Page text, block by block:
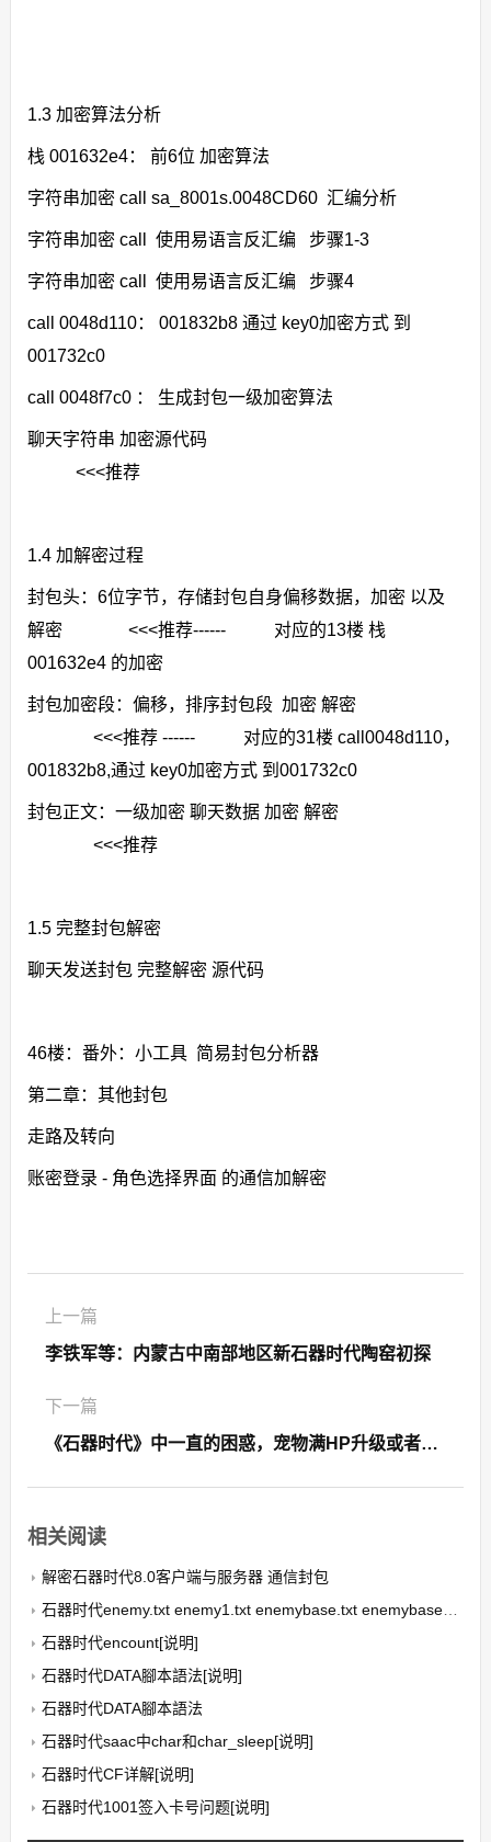
1.3 加密算法分析
栈 001632e4： 前6位 加密算法
字符串加密 call sa_8001s.0048CD60 汇编分析
字符串加密 call 使用易语言反汇编 步骤1-3
字符串加密 call 使用易语言反汇编 步骤4
call 0048d110： 001832b8 通过 key0加密方式 到
001732c0
call 0048f7c0 ： 生成封包一级加密算法
聊天字符串 加密源代码
<<<推荐
1.4 加解密过程
封包头：6位字节，存储封包自身偏移数据，加密 以及
解密 <<<推荐------ 对应的13楼 栈
001632e4 的加密
封包加密段：偏移，排序封包段 加密 解密
<<<推荐 ------ 对应的31楼 call0048d110，
001832b8,通过 key0加密方式 到001732c0
封包正文：一级加密 聊天数据 加密 解密
<<<推荐
1.5 完整封包解密
聊天发送封包 完整解密 源代码
46楼：番外：小工具 简易封包分析器
第二章：其他封包
走路及转向
账密登录 - 角色选择界面 的通信加解密
上一篇
李铁军等：内蒙古中南部地区新石器时代陶窑初探
下一篇
《石器时代》中一直的困惑，宠物满HP升级或者死亡会影响成长率吗？
相关阅读
解密石器时代8.0客户端与服务器 通信封包
石器时代enemy.txt enemy1.txt enemybase.txt enemybase1.txt宠物文件[说明]
石器时代encount[说明]
石器时代DATA腳本語法[说明]
石器时代DATA腳本語法
石器时代saac中char和char_sleep[说明]
石器时代CF详解[说明]
石器时代1001签入卡号问题[说明]